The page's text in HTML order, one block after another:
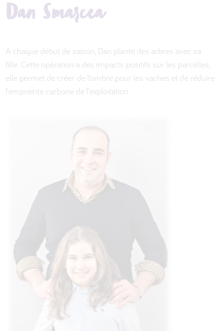
Dan Smarcea
À chaque début de saison, Dan plante des arbres avec sa
fille. Cette opération a des impacts positifs sur les parcelles,
elle permet de créer de l’ombre pour les vaches et de réduire
l’empreinte carbone de l’exploitation.